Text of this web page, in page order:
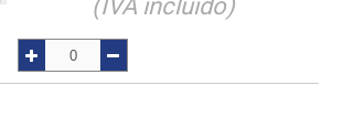
(IVA incluido)